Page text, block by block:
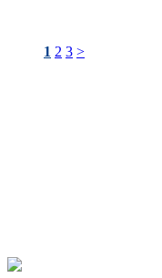
1 2 3 >